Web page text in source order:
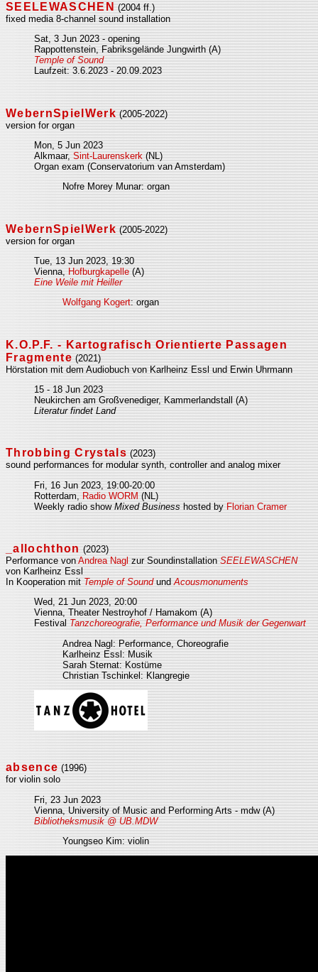
SEELEWASCHEN (2004 ff.)
fixed media 8-channel sound installation
Sat, 3 Jun 2023 - opening
Rappottenstein, Fabriksgelände Jungwirth (A)
Temple of Sound
Laufzeit: 3.6.2023 - 20.09.2023
WebernSpielWerk (2005-2022)
version for organ
Mon, 5 Jun 2023
Alkmaar, Sint-Laurenskerk (NL)
Organ exam (Conservatorium van Amsterdam)
Nofre Morey Munar: organ
WebernSpielWerk (2005-2022)
version for organ
Tue, 13 Jun 2023, 19:30
Vienna, Hofburgkapelle (A)
Eine Weile mit Heiller
Wolfgang Kogert: organ
K.O.P.F. - Kartografisch Orientierte Passagen
Fragmente (2021)
Hörstation mit dem Audiobuch von Karlheinz Essl und Erwin Uhrmann
15 - 18 Jun 2023
Neukirchen am Großvenediger, Kammerlandstall (A)
Literatur findet Land
Throbbing Crystals (2023)
sound performances for modular synth, controller and analog mixer
Fri, 16 Jun 2023, 19:00-20:00
Rotterdam, Radio WORM (NL)
Weekly radio show Mixed Business hosted by Florian Cramer
_allochthon (2023)
Performance von Andrea Nagl zur Soundinstallation SEELEWASCHEN
von Karlheinz Essl
In Kooperation mit Temple of SoundundAcousmonuments
Wed, 21 Jun 2023, 20:00
Vienna, Theater Nestroyhof / Hamakom (A)
Festival Tanzchoreografie, Performance und Musik der Gegenwart
Andrea Nagl: Performance, Choreografie
Karlheinz Essl: Musik
Sarah Sternat: Kostüme
Christian Tschinkel: Klangregie
absence (1996)
for violin solo
Fri, 23 Jun 2023
Vienna, University of Music and Performing Arts - mdw (A)
Bibliotheksmusik @ UB.MDW
Youngseo Kim: violin